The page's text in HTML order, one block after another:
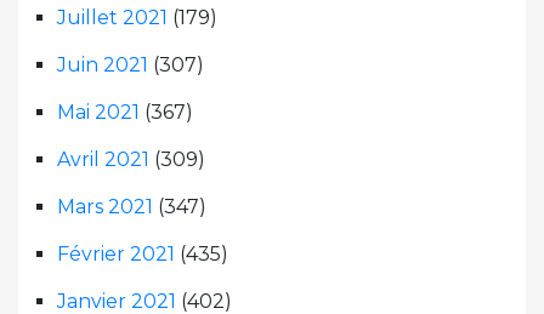
Juillet 2021 (179)
Juin 2021 (307)
Mai 2021 (367)
Avril 2021 (309)
Mars 2021 (347)
Février 2021 (435)
Janvier 2021 (402)